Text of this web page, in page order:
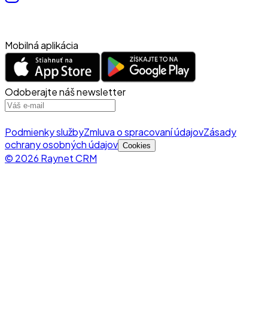
Mobilná aplikácia
Odoberajte náš newsletter
Podmienky službyZmluva o spracovaní údajovZásady
ochrany osobných údajov Cookies
© 2026 Raynet CRM